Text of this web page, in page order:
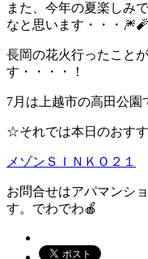
また、今年の夏楽しみ
なと思います・・・🎆🧨
長岡の花火行ったこと
す・・・・！
7月は上越市の高田公園
☆それでは本日のおす
メゾンＳＩＮＫＯ２１
お問合せはアパマンシ
す。でわでわ🍎